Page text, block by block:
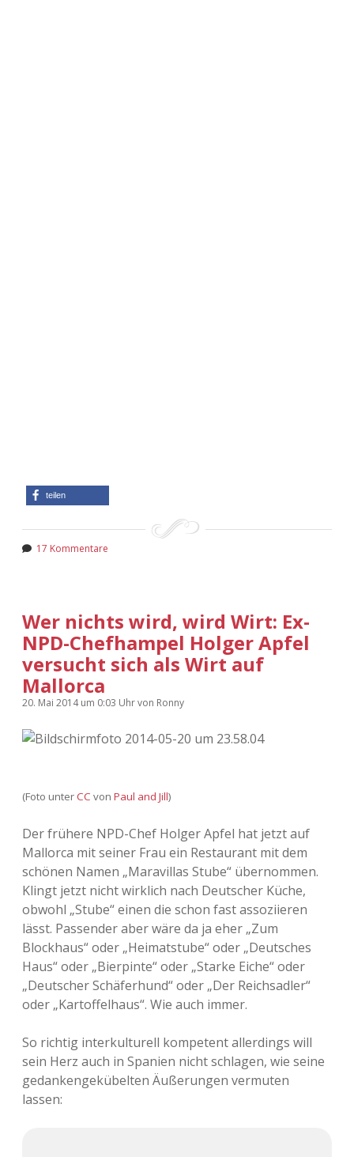
teilen
17 Kommentare
Wer nichts wird, wird Wirt: Ex-
NPD-Chefhampel Holger Apfel
versucht sich als Wirt auf
Mallorca
20. Mai 2014um 0:03 Uhrvon Ronny
(Foto unterCC von Paul and Jill)
Der frühere NPD-Chef Holger Apfel hat jetzt auf
Mallorca mit seiner Frau ein Restaurant mit dem
schönen Namen „Maravillas Stube“ übernommen.
Klingt jetzt nicht wirklich nach Deutscher Küche,
obwohl „Stube“ einen die schon fast assoziieren
lässt. Passender aber wäre da ja eher „Zum
Blockhaus“ oder „Heimatstube“ oder „Deutsches
Haus“ oder „Bierpinte“ oder „Starke Eiche“ oder
„Deutscher Schäferhund“ oder „Der Reichsadler“
oder „Kartoffelhaus“. Wie auch immer.
So richtig interkulturell kompetent allerdings will
sein Herz auch in Spanien nicht schlagen, wie seine
gedankengekübelten Äußerungen vermuten
lassen: